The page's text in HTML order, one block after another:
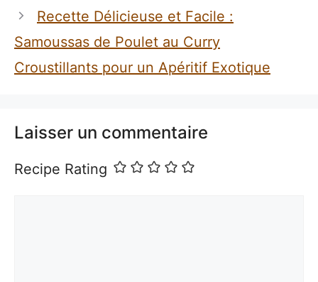
Recette Délicieuse et Facile :
Samoussas de Poulet au Curry
Croustillants pour un Apéritif Exotique
Laisser un commentaire
Recipe Rating